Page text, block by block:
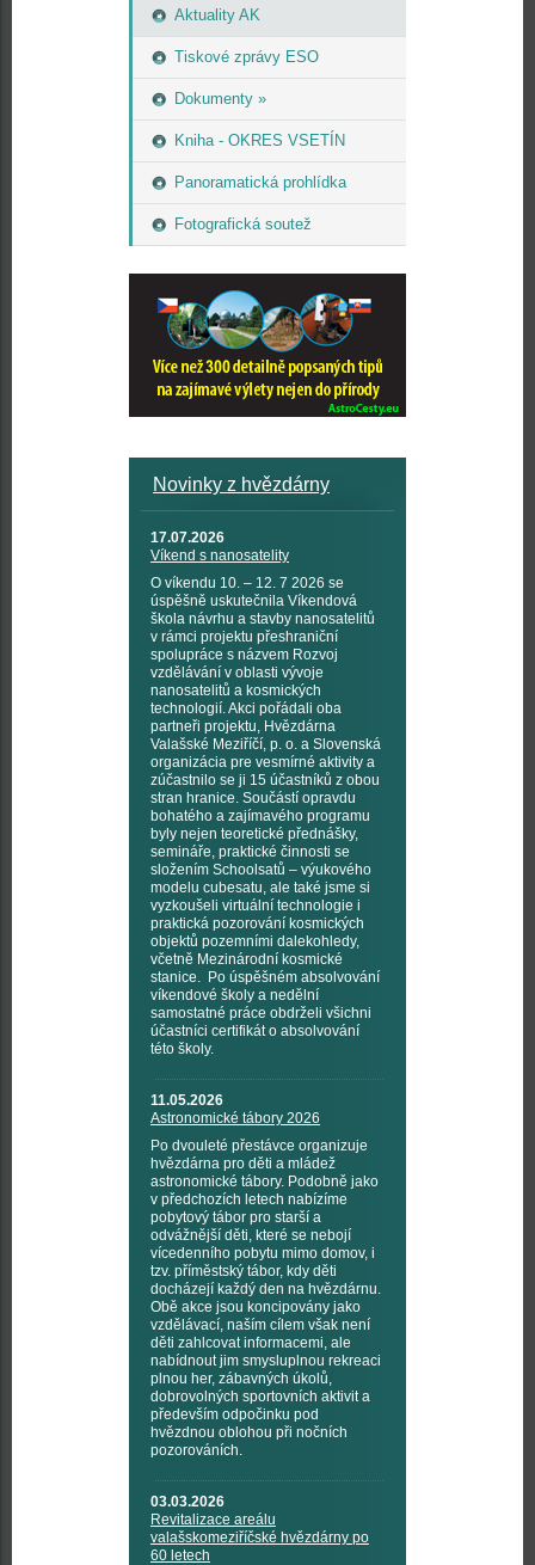
Aktuality AK
Tiskové zprávy ESO
Dokumenty »
Kniha - OKRES VSETÍN
Panoramatická prohlídka
Fotografická soutež
Novinky z hvězdárny
17.07.2026
Víkend s nanosatelity
O víkendu 10. – 12. 7 2026 se
úspěšně uskutečnila Víkendová
škola návrhu a stavby nanosatelitů
v rámci projektu přeshraniční
spolupráce s názvem Rozvoj
vzdělávání v oblasti vývoje
nanosatelitů a kosmických
technologií. Akci pořádali oba
partneři projektu, Hvězdárna
Valašské Meziříčí, p. o. a Slovenská
organizácia pre vesmírné aktivity a
zúčastnilo se ji 15 účastníků z obou
stran hranice. Součástí opravdu
bohatého a zajímavého programu
byly nejen teoretické přednášky,
semináře, praktické činnosti se
složením Schoolsatů – výukového
modelu cubesatu, ale také jsme si
vyzkoušeli virtuální technologie i
praktická pozorování kosmických
objektů pozemními dalekohledy,
včetně Mezinárodní kosmické
stanice. Po úspěšném absolvování
víkendové školy a nedělní
samostatné práce obdrželi všichni
účastníci certifikát o absolvování
této školy.
11.05.2026
Astronomické tábory 2026
Po dvouleté přestávce organizuje
hvězdárna pro děti a mládež
astronomické tábory. Podobně jako
v předchozích letech nabízíme
pobytový tábor pro starší a
odvážnější děti, které se nebojí
vícedenního pobytu mimo domov, i
tzv. příměstský tábor, kdy děti
docházejí každý den na hvězdárnu.
Obě akce jsou koncipovány jako
vzdělávací, naším cílem však není
děti zahlcovat informacemi, ale
nabídnout jim smysluplnou rekreaci
plnou her, zábavných úkolů,
dobrovolných sportovních aktivit a
především odpočinku pod
hvězdnou oblohou při nočních
pozorováních.
03.03.2026
Revitalizace areálu
valašskomeziříčské hvězdárny po
60 letech